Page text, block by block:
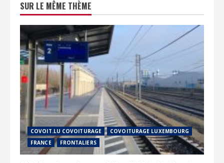
SUR LE MÊME THÈME
COVOIT.LU COVOITURAGE
COVOITURAGE LUXEMBOURG
FRANCE
FRONTALIERS